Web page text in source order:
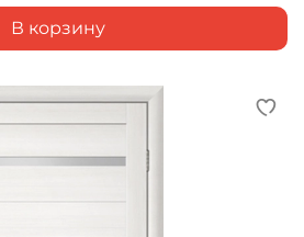
В корзину